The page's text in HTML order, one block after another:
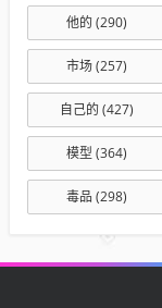
他的 (290)
市场(257)
自己的 (427)
模型 (364)
毒品 (298)